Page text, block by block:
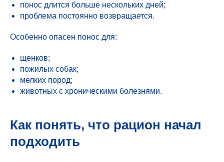
понос длится больше нескольких дней;
проблема постоянно возвращается.
Особенно опасен понос для:
щенков;
пожилых собак;
мелких пород;
животных с хроническими болезнями.
Как понять, что рацион начал
подходить